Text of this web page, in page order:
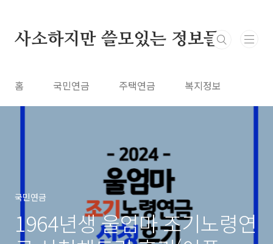
사소하지만 쓸모있는 정보들
홈 국민연금 주택연금 복지정보
국민연금
1964년생 울엄마 조기노령연